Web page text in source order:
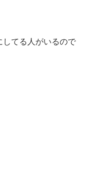
してる人がいるので